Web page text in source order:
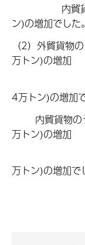
内貿貨物
ン)の増加でした。
（2）外貿貨物
万トン)の増加
4万トン)の増加
内貿貨物の
万トン)の増加
万トン)の増加で